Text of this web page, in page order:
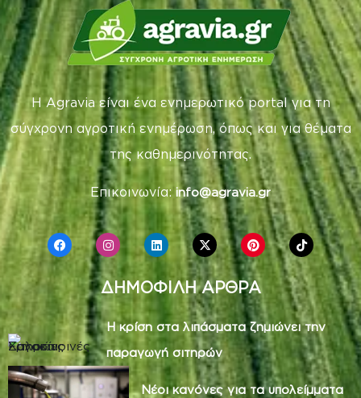
Η Agravia είναι ένα ενημερωτικό portal για τη
σύγχρονη αγροτική ενημέρωση, όπως και για θέματα
της καθημερινότητας.
Επικοινωνία: info@agravia.gr
ΔΗΜΟΦΙΛΗ ΑΡΘΡΑ
Η κρίση στα λιπάσματα ζημιώνει την
παραγωγή σιτηρών
Νέοι κανόνες για τα υπολείμματα